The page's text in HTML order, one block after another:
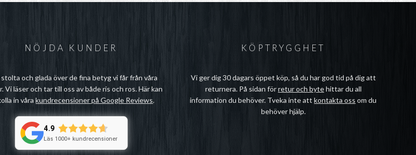
NÖJDA KUNDER
stolta och glada över de fina betyg vi får från våra
Vi läser och tar till oss av både ris och ros. Här kan
in vårakundrecensioner på Google Reviews.
4.9
Läs 1000+ kundrecensioner
KÖPTRYGGHET
Vi ger dig 30 dagars öppet köp, så du har god tid på dig att
returnera. På sidan förretur och bytehittar du all
information du behöver. Tveka inte attkontakta oss om du
behöver hjälp.